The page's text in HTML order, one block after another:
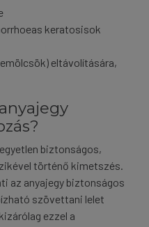
keratosisok
eltávolítására,
biztonságos,
történő kimetszés.
az anyajegy biztonságos
szövettani lelet
ezzel a